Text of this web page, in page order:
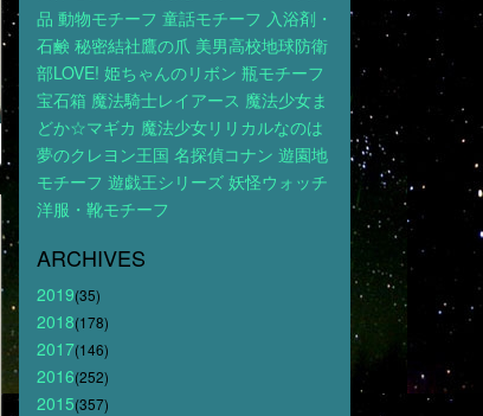
品 動物モチーフ 童話モチーフ 入浴剤・
石鹸 秘密結社鷹の爪 美男高校地球防衛
部LOVE! 姫ちゃんのリボン 瓶モチーフ
宝石箱 魔法騎士レイアース 魔法少女ま
どか☆マギカ 魔法少女リリカルなのは
夢のクレヨン王国 名探偵コナン 遊園地
モチーフ 遊戯王シリーズ 妖怪ウォッチ
洋服・靴モチーフ
ARCHIVES
2019(35)
2018(178)
2017(146)
2016(252)
2015(357)